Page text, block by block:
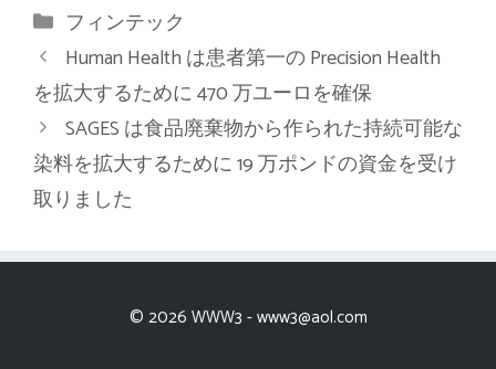
カ
テ
ゴ
リ
ー
フィンテック
Human Health は患者第一の Precision Health
を拡大するために 470 万ユーロを確保
SAGES は食品廃棄物から作られた持続可能な
染料を拡大するために 19 万ポンドの資金を受け
取りました
© 2026 WWW3 -www3@aol.com